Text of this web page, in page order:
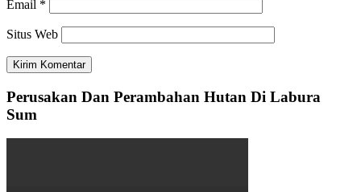
Email *
Situs Web
Perusakan Dan Perambahan Hutan Di Labura
Sum